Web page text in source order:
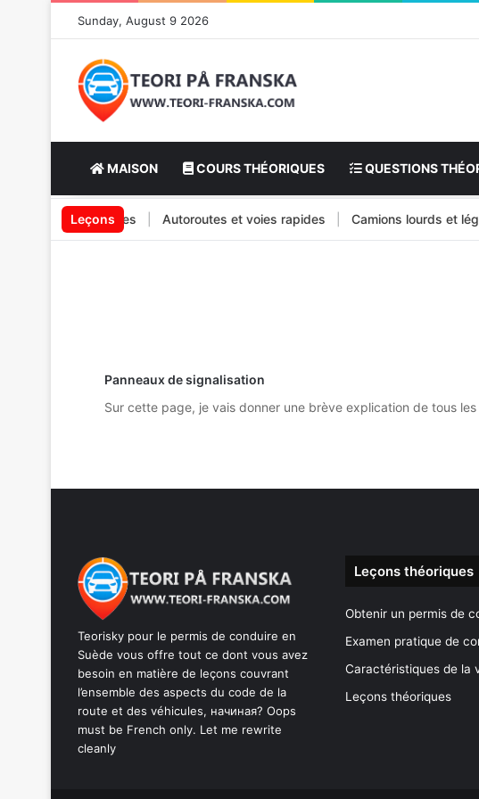
Sunday, August 9 2026
MAISON COURS THÉORIQUES QUESTIONS
Leçons
des véhicules Autoroutes et voies rapides | Camions lourds et légers
Panneaux de signalisation
Sur cette page, je vais donner une brève explication de tous
Teorisky pour le permis de conduire en
Suède vous offre tout ce dont vous avez
besoin en matière de leçons couvrant
l’ensemble des aspects du code de la
route et des véhicules, начиная? Oops
must be French only. Let me rewrite
cleanly
Leçons théoriques
Obtenir un permis de
Examen pratique de
Caractéristiques de la
Leçons théoriques